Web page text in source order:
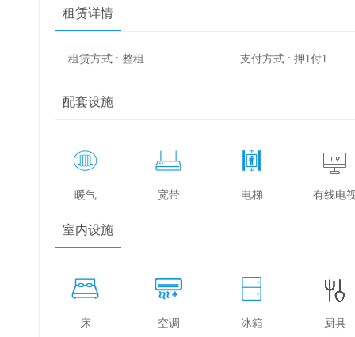
租赁详情
租赁方式 : 整租 支付方式 : 押1付1
配套设施
暖气 宽带 电梯 有线电
室内设施
床 空调 冰箱 厨具